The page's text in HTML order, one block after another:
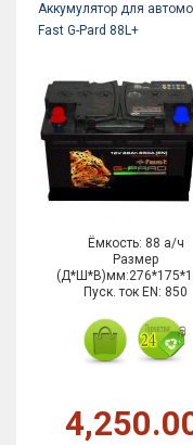
Аккумулятор для
Fast G-Pard 88L+
Ёмкость: 88 а/ч
Размер
Пуск. ток EN: 850